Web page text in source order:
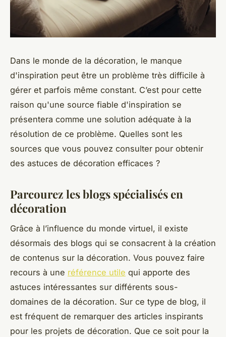
Dans le monde de la décoration, le manque
d'inspiration peut être un problème très difficile à
gérer et parfois même constant. C’est pour cette
raison qu'une source fiable d'inspiration se
présentera comme une solution adéquate à la
résolution de ce problème. Quelles sont les
sources que vous pouvez consulter pour obtenir
des astuces de décoration efficaces ?
Parcourez les blogs spécialisés en
décoration
Grâce à l’influence du monde virtuel, il existe
désormais des blogs qui se consacrent à la création
de contenus sur la décoration. Vous pouvez faire
recours à une référence utile qui apporte des
astuces intéressantes sur différents sous-
domaines de la décoration. Sur ce type de blog, il
est fréquent de remarquer des articles inspirants
pour les projets de décoration. Que ce soit pour la